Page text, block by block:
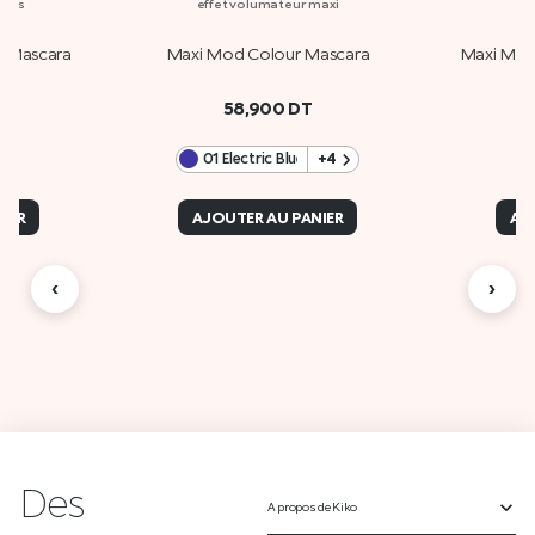
Mascara
effet volumateur maxi
Maxi Mod Colour Mascara
58,900 DT
01 Electric Blue +4
AJOUTER AU PANIER
Maxi
‹ ›
Des
A propos de Kiko